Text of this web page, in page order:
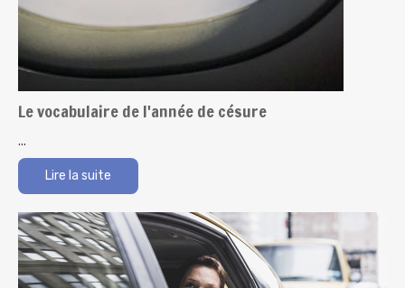
Le vocabulaire de l'année de césure
...
Lire la suite